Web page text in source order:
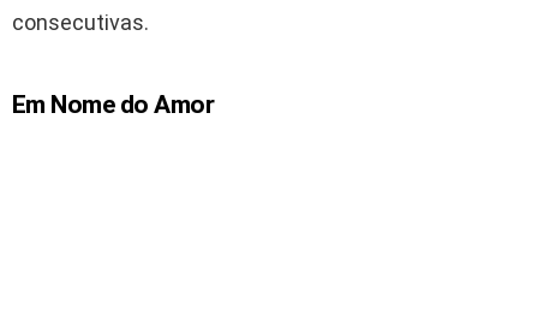
consecutivas.
Em Nome do Amor